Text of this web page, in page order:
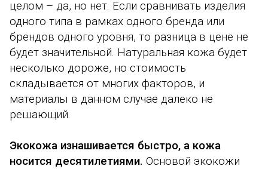
целом – да, но нет. Если сравнивать изделия
одного типа в рамках одного бренда или
брендов одного уровня, то разница в цене не
будет значительной. Натуральная кожа будет
несколько дороже, но стоимость
складывается от многих факторов, и
материалы в данном случае далеко не
решающий.
Экокожа изнашивается быстро, а кожа
носится десятилетиями. Основой экокожи